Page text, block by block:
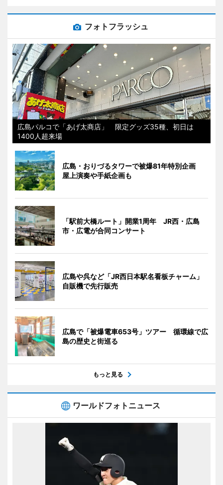
フォトフラッシュ
広島パルコで「あげ太商店」 限定グッズ35種、初日は
1400人超来場
広島・おりづるタワーで被爆81年特別企画
屋上演奏や手紙企画も
「駅前大橋ルート」開業1周年 JR西・広島
市・広電が合同コンサート
広島や呉など「JR西日本駅名看板チャーム」
自販機で先行販売
広島で「被爆電車653号」ツアー 循環線で広
島の歴史と街巡る
もっと見る
ワールドフォトニュース